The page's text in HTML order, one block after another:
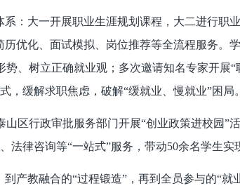
系：大一开展职业生涯规划课程，大二进行职
历优化、面试模拟、岗位推荐等全流程服务。
、树立正确就业观；多次邀请知名专家开展
，缓解求职焦虑，破解“缓就业、慢就业”困局。
山区行政审批服务部门开展“创业政策进校园”
法律咨询等“一站式”服务，带动50余名学生实
到产教融合的“过程锻造”，再到全员参与的“